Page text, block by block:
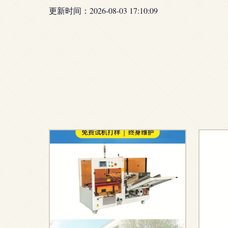
更新时间：2026-08-03 17:10:09